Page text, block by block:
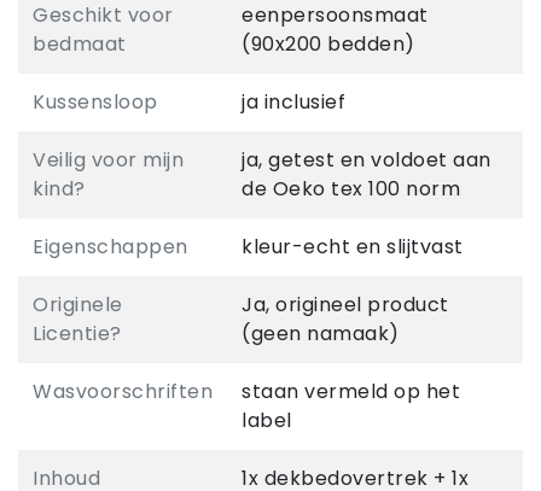
Geschikt voor
bedmaat
eenpersoonsmaat
(90x200 bedden)
Kussensloop ja inclusief
Veilig voor mijn
kind?
ja, getest en voldoet aan
de Oeko tex 100 norm
Eigenschappen kleur-echt en slijtvast
Originele
Licentie?
Ja, origineel product
(geen namaak)
Wasvoorschriften
staan vermeld op het
label
Inhoud 1x dekbedovertrek + 1x